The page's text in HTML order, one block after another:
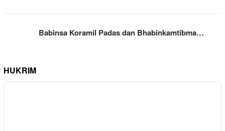
Babinsa Koramil Padas dan Bhabinkamtibma…
HUKRIM